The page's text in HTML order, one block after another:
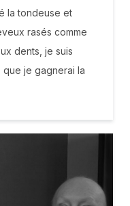
la tondeuse et
rasés comme
dents, je suis
je gagnerai la